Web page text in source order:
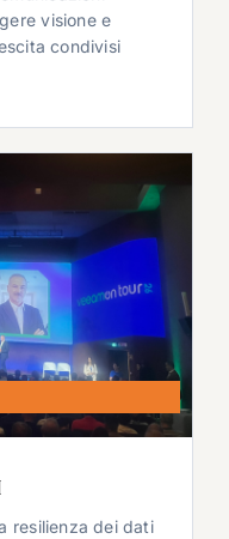
visione e
condivisi
resilienza dei dati